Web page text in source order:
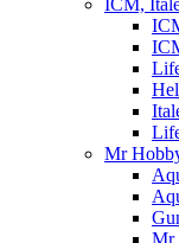
ICM,
Mr